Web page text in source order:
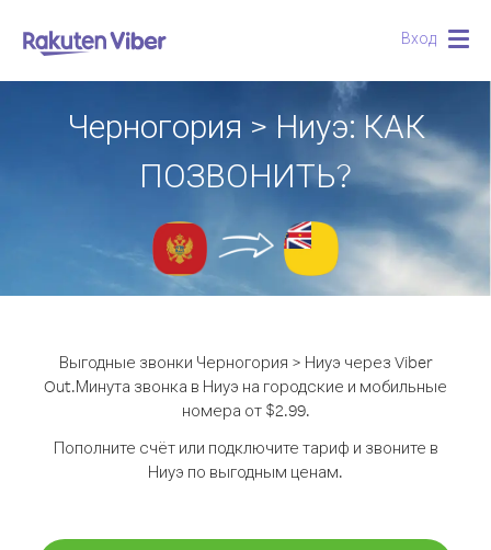
Вход
Черногория > Ниуэ: КАК
ПОЗВОНИТЬ?
Выгодные звонки Черногория > Ниуэ через Viber
Out.Минута звонка в Ниуэ на городские и мобильные
номера от $2.99.
Пополните счёт или подключите тариф и звоните в
Ниуэ по выгодным ценам.